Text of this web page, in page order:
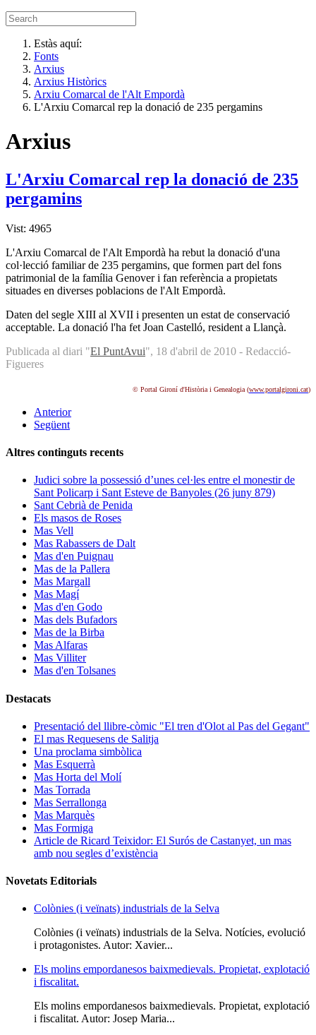
Estàs aquí:
Fonts
Arxius
Arxius Històrics
Arxiu Comarcal de l'Alt Empordà
L'Arxiu Comarcal rep la donació de 235 pergamins
Arxius
L'Arxiu Comarcal rep la donació de 235
pergamins
Vist: 4965
L'Arxiu Comarcal de l'Alt Empordà ha rebut la donació d'una
col·lecció familiar de 235 pergamins, que formen part del fons
patrimonial de la família Genover i fan referència a propietats
situades en diverses poblacions de l'Alt Empordà.
Daten del segle XIII al XVII i presenten un estat de conservació
acceptable. La donació l'ha fet Joan Castelló, resident a Llançà.
Publicada al diari "El PuntAvui", 18 d'abril de 2010 - Redacció-
Figueres
© Portal Gironí d'Història i Genealogia (www.portalgironi.cat)
Anterior
Següent
Altres continguts recents
Judici sobre la possessió d’unes cel·les entre el monestir de
Sant Policarp i Sant Esteve de Banyoles (26 juny 879)
Sant Cebrià de Penida
Els masos de Roses
Mas Vell
Mas Rabassers de Dalt
Mas d'en Puignau
Mas de la Pallera
Mas Margall
Mas Magí
Mas d'en Godo
Mas dels Bufadors
Mas de la Birba
Mas Alfaras
Mas Villiter
Mas d'en Tolsanes
Destacats
Presentació del llibre-còmic "El tren d'Olot al Pas del Gegant"
El mas Requesens de Salitja
Una proclama simbòlica
Mas Esquerrà
Mas Horta del Molí
Mas Torrada
Mas Serrallonga
Mas Marquès
Mas Formiga
Article de Ricard Teixidor: El Surós de Castanyet, un mas
amb nou segles d’existència
Novetats Editorials
Colònies (i veïnats) industrials de la Selva
Colònies (i veïnats) industrials de la Selva. Notícies, evolució
i protagonistes. Autor: Xavier...
Els molins empordanesos baixmedievals. Propietat, explotació
i fiscalitat.
Els molins empordanesos baixmedievals. Propietat, explotació
i fiscalitat. Autor: Josep Maria...